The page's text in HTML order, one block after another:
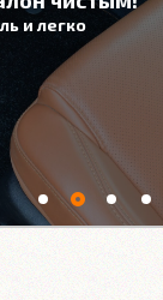
и легко